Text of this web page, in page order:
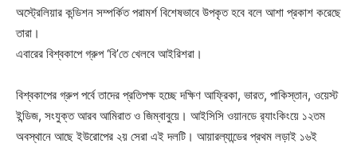
অস্ট্রেলিয়ার কন্ডিশন সম্পর্কিত পরামর্শ বিশেষভাবে উপকৃত হবে বলে আশা প্রকাশ করেছে
তারা।
এবারের বিশ্বকাপে গ্রুপ ‘বি’তে খেলবে আইরিশরা।
বিশ্বকাপের গ্রুপ পর্বে তাদের প্রতিপক্ষ হচ্ছে দক্ষিণ আফ্রিকা, ভারত, পাকিস্তান, ওয়েস্ট
ইন্ডিজ, সংযুক্ত আরব আমিরাত ও জিম্বাবুয়ে। আইসিসি ওয়ানডে র‌্যাংকিংয়ে ১২তম
অবস্থানে আছে ইউরোপের ২য় সেরা এই দলটি। আয়ারল্যান্ডের প্রথম লড়াই ১৬ই